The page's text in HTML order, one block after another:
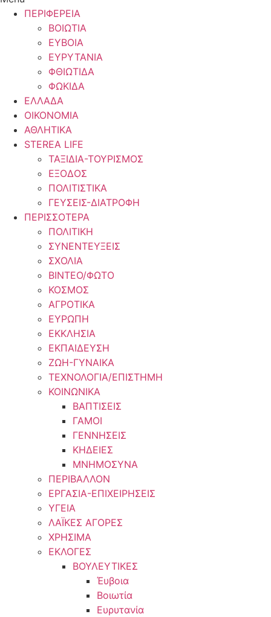
ΠΕΡΙΦΕΡΕΙΑ
ΒΟΙΩΤΙΑ
ΕΥΒΟΙΑ
ΕΥΡΥΤΑΝΙΑ
ΦΘΙΩΤΙΔΑ
ΦΩΚΙΔΑ
ΕΛΛΑΔΑ
ΟΙΚΟΝΟΜΙΑ
ΑΘΛΗΤΙΚΑ
STEREA LIFE
ΤΑΞΙΔΙΑ-ΤΟΥΡΙΣΜΟΣ
ΕΞΟΔΟΣ
ΠΟΛΙΤΙΣΤΙΚΑ
ΓΕΥΣΕΙΣ-ΔΙΑΤΡΟΦΗ
ΠΕΡΙΣΣΟΤΕΡΑ
ΠΟΛΙΤΙΚΗ
ΣΥΝΕΝΤΕΥΞΕΙΣ
ΣΧΟΛΙΑ
ΒΙΝΤΕΟ/ΦΩΤΟ
ΚΟΣΜΟΣ
ΑΓΡΟΤΙΚΑ
ΕΥΡΩΠΗ
ΕΚΚΛΗΣΙΑ
ΕΚΠΑΙΔΕΥΣΗ
ΖΩΗ-ΓΥΝΑΙΚΑ
ΤΕΧΝΟΛΟΓΙΑ/ΕΠΙΣΤΗΜΗ
ΚΟΙΝΩΝΙΚΑ
ΒΑΠΤΙΣΕΙΣ
ΓΑΜΟΙ
ΓΕΝΝΗΣΕΙΣ
ΚΗΔΕΙΕΣ
ΜΝΗΜΟΣΥΝΑ
ΠΕΡΙΒΑΛΛΟΝ
ΕΡΓΑΣΙΑ-ΕΠΙΧΕΙΡΗΣΕΙΣ
ΥΓΕΙΑ
ΛΑΪΚΕΣ ΑΓΟΡΕΣ
ΧΡΗΣΙΜΑ
ΕΚΛΟΓΕΣ
ΒΟΥΛΕΥΤΙΚΕΣ
Έυβοια
Βοιωτία
Ευρυτανία